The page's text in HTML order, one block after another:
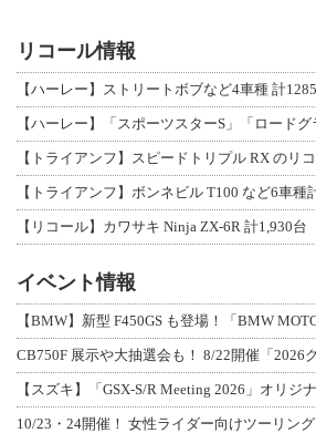
リコール情報
【ハーレー】ストリートボブなど4車種 計
【トライアンフ】スピードトリプル RX のリ
【リコール】カワサキ Ninja ZX-6R 計1,930台
イベント情報
【BMW】新型 F450GS も登場！「BMW
CB750F 展示や大抽選会も！ 8/22開催「2026
【スズキ】「GSX-S/R Meeting 2026」オリジ
10/23・24開催！ 女性ライダー向けツーリン